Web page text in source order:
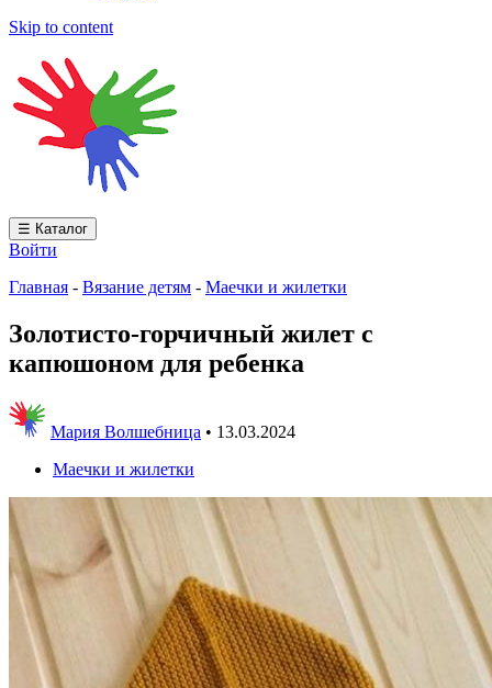
Skip to content
☰ Каталог
Войти
Главная - Вязание детям - Маечки и жилетки
Золотисто-горчичный жилет с
капюшоном для ребенка
Мария Волшебница • 13.03.2024
Маечки и жилетки